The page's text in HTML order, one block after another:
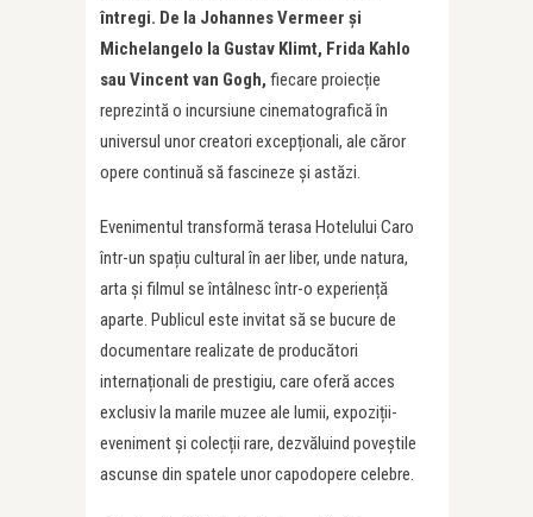
întregi. De la Johannes Vermeer și
Michelangelo la Gustav Klimt, Frida Kahlo
sau Vincent van Gogh, fiecare proiecție
reprezintă o incursiune cinematografică în
universul unor creatori excepționali, ale căror
opere continuă să fascineze și astăzi.
Evenimentul transformă terasa Hotelului Caro
într-un spațiu cultural în aer liber, unde natura,
arta și filmul se întâlnesc într-o experiență
aparte. Publicul este invitat să se bucure de
documentare realizate de producători
internaționali de prestigiu, care oferă acces
exclusiv la marile muzee ale lumii, expoziții-
eveniment și colecții rare, dezvăluind poveștile
ascunse din spatele unor capodopere celebre.